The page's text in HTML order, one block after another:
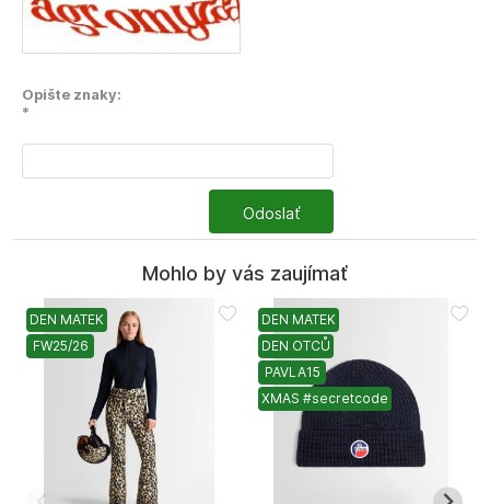
Opište znaky:
*
Odoslať
Mohlo by vás zaujímať
DEN MATEK
FW25/26
DEN MATEK
DEN OTCŮ
PAVLA15
XMAS #secretcode